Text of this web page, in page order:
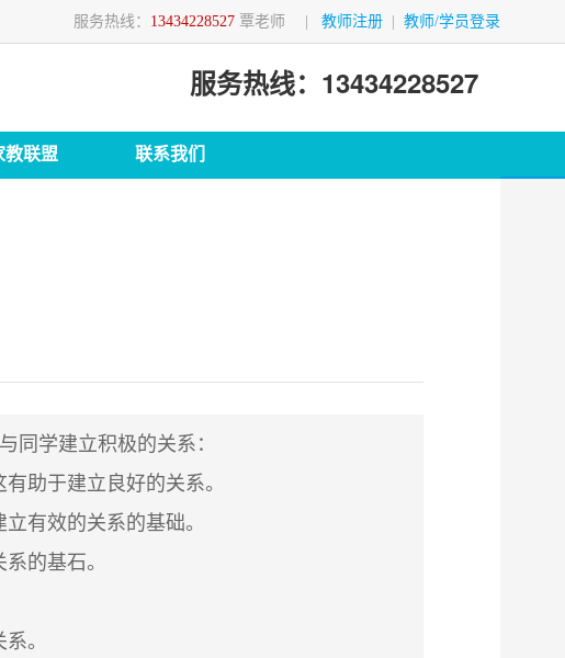
服务热线： 13434228527 覃老师 教师注册 教师/学员登录
服务热线：13434228527
教联盟 联系我们
同学建立积极的关系：
助于建立良好的关系。
有效的关系的基础。
的基石。
。